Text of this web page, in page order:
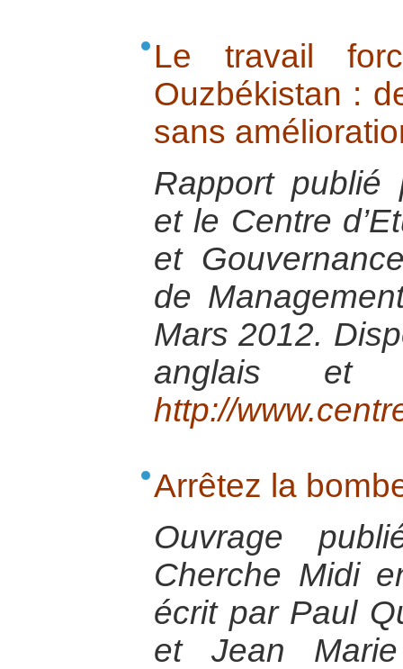
Le travail
Ouzbékistan :
sans
Rapport publié
et le Centre
et
de
Mars 2012.
anglais et
http://
Arrêtez la
Ouvrage
Cherche Midi
écrit par Paul
et Jean